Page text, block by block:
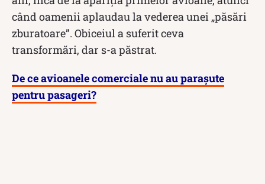
când oamenii aplaudau la vederea unei „păsări
zburatoare”. Obiceiul a suferit ceva
transformări, dar s-a păstrat.
De ce avioanele comerciale nu au parașute
pentru pasageri?